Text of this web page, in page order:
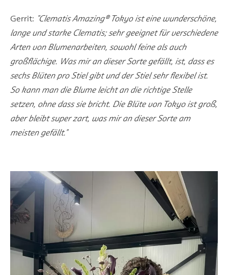
Gerrit: "Clematis Amazing® Tokyo ist eine wunderschöne,
lange und starke Clematis; sehr geeignet für verschiedene
Arten von Blumenarbeiten, sowohl feine als auch
großflächige. Was mir an dieser Sorte gefällt, ist, dass es
sechs Blüten pro Stiel gibt und der Stiel sehr flexibel ist.
So kann man die Blume leicht an die richtige Stelle
setzen, ohne dass sie bricht. Die Blüte von Tokyo ist groß,
aber bleibt super zart, was mir an dieser Sorte am
meisten gefällt."